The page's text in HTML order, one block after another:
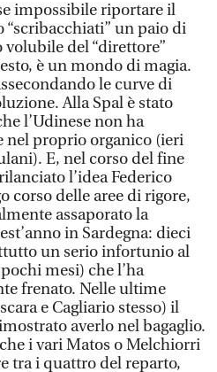
impossibile riportare il
“scribacchiati” un paio di
del “direttore”
è un mondo di magia.
le curve di
Alla Spal è stato
l’Udinese non ha
nel proprio organico (ieri
E, nel corso del fine
l’idea Federico
corso delle aree di rigore,
assaporato la
in Sardegna: dieci
un serio infortunio al
mesi) che l’ha
frenato. Nelle ultime
e Cagliario stesso) il
averlo nel bagaglio.
i vari Matos o Melchiorri
tra i quattro del reparto,